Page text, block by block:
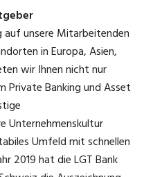
und
hohem Niveau
überregional und
unsere Mitarbeitenden
in Europa, Asien,
wir Ihnen nicht nur
Private Banking und Asset
Unternehmenskultur
Umfeld mit schnellen
2019 hat die LGT Bank